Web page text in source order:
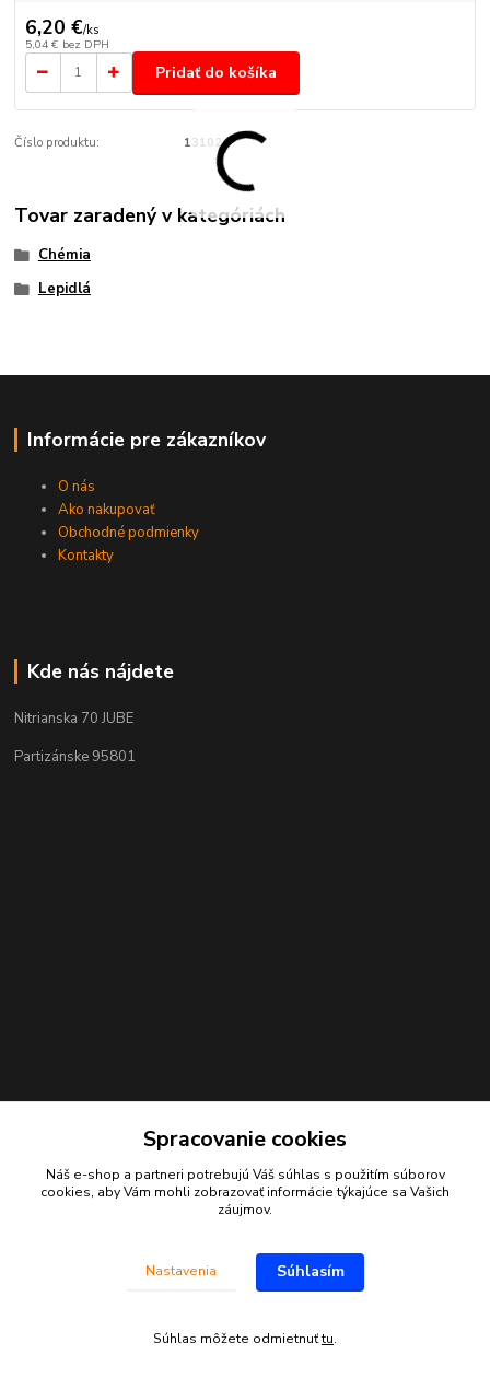
6,20 €/ks
5,04 € bez DPH
Pridať do košíka
Číslo produktu: 13102
Tovar zaradený v kategóriách
Chémia
Lepidlá
Informácie pre zákazníkov
O nás
Ako nakupovať
Obchodné podmienky
Kontakty
Kde nás nájdete
Nitrianska 70 JUBE
Partizánske 95801
Kontakty
+421 903 691 375
(Po-Pia, 7-16 hod.)
Spracovanie cookies
Náš e-shop a partneri potrebujú Váš súhlas s použitím súborov
cookies, aby Vám mohli zobrazovať informácie týkajúce sa Vašich
záujmov.
Nastavenia Súhlasím
Súhlas môžete odmietnuťtu.